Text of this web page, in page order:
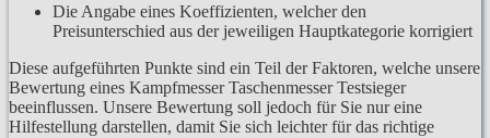
Die Angabe eines Koeffizienten, welcher den
Preisunterschied aus der jeweiligen Hauptkategorie korrigiert
Diese aufgeführten Punkte sind ein Teil der Faktoren, welche unsere
Bewertung eines Kampfmesser Taschenmesser Testsieger
beeinflussen. Unsere Bewertung soll jedoch für Sie nur eine
Hilfestellung darstellen, damit Sie sich leichter für das richtige